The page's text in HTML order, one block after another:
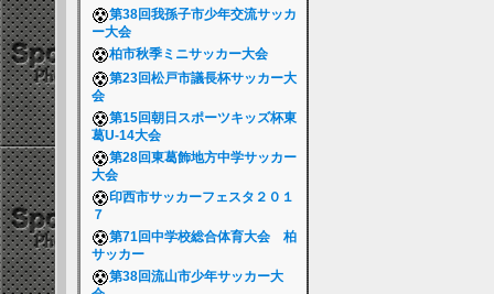
第38回我孫子市少年交流サッカ
ー大会
柏市秋季ミニサッカー大会
第23回松戸市議長杯サッカー大
会
第15回朝日スポーツキッズ杯東
葛U-14大会
第28回東葛飾地方中学サッカー
大会
印西市サッカーフェスタ２０１
７
第71回中学校総合体育大会 柏
サッカー
第38回流山市少年サッカー大